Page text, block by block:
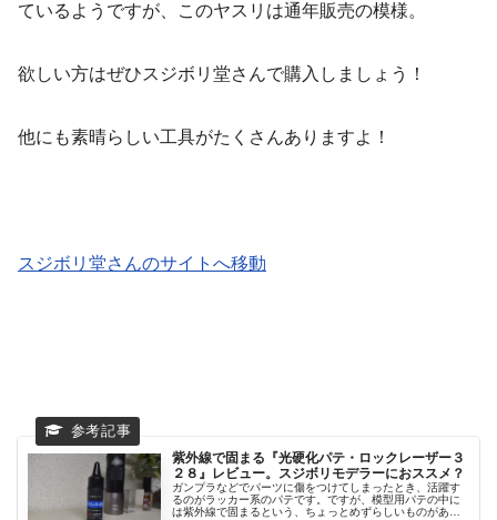
ているようですが、このヤスリは通年販売の模様。
欲しい方はぜひスジボリ堂さんで購入しましょう！
他にも素晴らしい工具がたくさんありますよ！
スジボリ堂さんのサイトへ移動
紫外線で固まる『光硬化パテ・ロックレーザー３
２８』レビュー。スジボリモデラーにおススメ？
ガンプラなどでパーツに傷をつけてしまったとき、活躍す
るのがラッカー系のパテです。ですが、模型用パテの中に
は紫外線で固まるという、ちょっとめずらしいものがあり